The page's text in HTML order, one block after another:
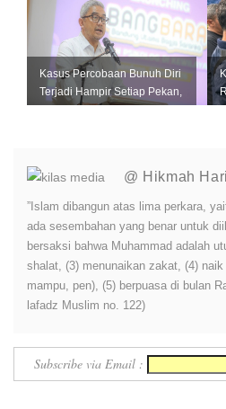
Kasus Percobaan Bunuh Diri
Terjadi Hampir Setiap Pekan,
@ Hikmah
”Islam dibangun atas lima perkara,
ada sesembahan yang benar untuk
bersaksi bahwa Muhammad adalah
shalat, (3) menunaikan zakat, (4)
mampu, pen), (5) berpuasa di bulan
lafadz Muslim no. 122)
Subscribe via Email :